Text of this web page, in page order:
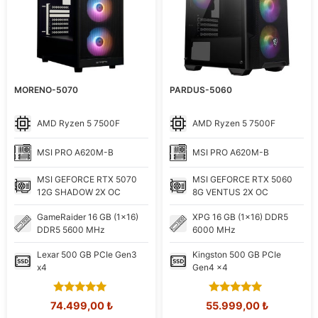
MORENO-5070
AMD Ryzen 5 7500F
MSI PRO A620M-B
MSI GEFORCE RTX 5070
12G SHADOW 2X OC
GameRaider 16 GB (1x16)
DDR5 5600 MHz
Lexar 500 GB PCIe Gen3
x4
5.00
out of 5
Orijinal
74.499,00₺Şu
PARDUS-5060
AMD Ryzen 5 7500F
MSI PRO A620M-B
MSI GEFORCE RTX 5060
8G VENTUS 2X OC
XPG 16 GB (1x16) DDR5
6000 MHz
Kingston 500 GB PCIe
Gen4 x4
5.00
out of 5
Orijinal
55.999,00₺Şu